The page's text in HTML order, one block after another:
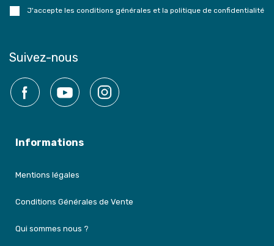
J'accepte les conditions générales et la politique de confidentialité
Suivez-nous
Facebook YouTube
Informations
Mentions légales
Conditions Générales de Vente
Qui sommes nous ?